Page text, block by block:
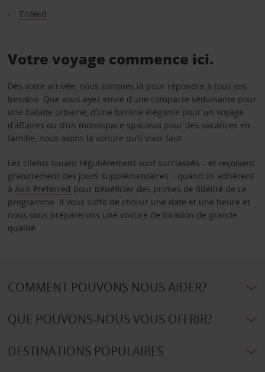
Enfield
Votre voyage commence ici.
Dès votre arrivée, nous sommes là pour répondre à tous vos
besoins. Que vous ayez envie d’une compacte séduisante pour
une balade urbaine, d’une berline élégante pour un voyage
d’affaires ou d’un monospace spacieux pour des vacances en
famille, nous avons la voiture qu’il vous faut.
Les clients louant régulièrement sont surclassés – et reçoivent
gratuitement des jours supplémentaires – quand ils adhèrent
à Avis Preferred pour bénéficier des primes de fidélité de ce
programme. Il vous suffit de choisir une date et une heure et
nous vous préparerons une voiture de location de grande
qualité.
COMMENT POUVONS NOUS AIDER?
QUE POUVONS-NOUS VOUS OFFRIR?
DESTINATIONS POPULAIRES